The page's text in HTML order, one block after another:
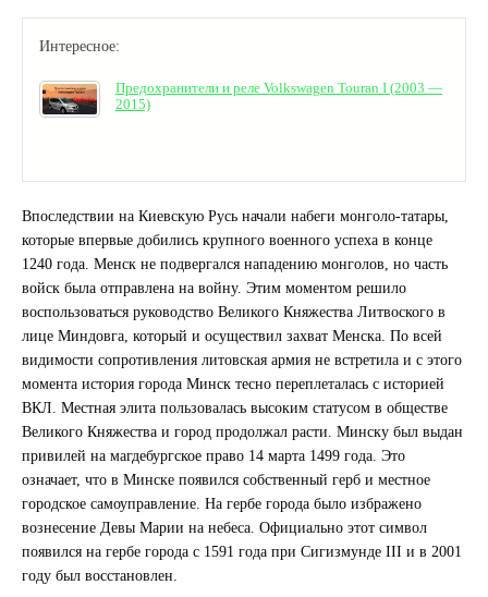
Интересное:
Предохранители и реле Volkswagen Touran I (2003 —
2015)
Впоследствии на Киевскую Русь начали набеги монголо-татары,
которые впервые добились крупного военного успеха в конце
1240 года. Менск не подвергался нападению монголов, но часть
войск была отправлена на войну. Этим моментом решило
воспользоваться руководство Великого Княжества Литвоского в
лице Миндовга, который и осуществил захват Менска. По всей
видимости сопротивления литовская армия не встретила и с этого
момента история города Минск тесно переплеталась с историей
ВКЛ. Местная элита пользовалась высоким статусом в обществе
Великого Княжества и город продолжал расти. Минску был выдан
привилей на магдебургское право 14 марта 1499 года. Это
означает, что в Минске появился собственный герб и местное
городское самоуправление. На гербе города было избражено
вознесение Девы Марии на небеса. Официально этот символ
появился на гербе города с 1591 года при Сигизмунде III и в 2001
году был восстановлен.